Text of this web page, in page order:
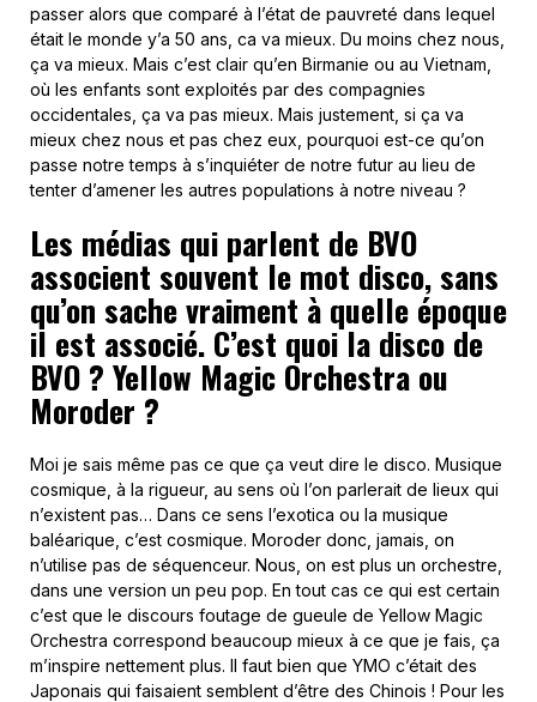
passer alors que comparé à l’état de pauvreté dans lequel
était le monde y’a 50 ans, ca va mieux. Du moins chez nous,
ça va mieux. Mais c’est clair qu’en Birmanie ou au Vietnam,
où les enfants sont exploités par des compagnies
occidentales, ça va pas mieux. Mais justement, si ça va
mieux chez nous et pas chez eux, pourquoi est-ce qu’on
passe notre temps à s’inquiéter de notre futur au lieu de
tenter d’amener les autres populations à notre niveau ?
Les médias qui parlent de BVO
associent souvent le mot disco, sans
qu’on sache vraiment à quelle époque
il est associé. C’est quoi la disco de
BVO ? Yellow Magic Orchestra ou
Moroder ?
Moi je sais même pas ce que ça veut dire le disco. Musique
cosmique, à la rigueur, au sens où l’on parlerait de lieux qui
n’existent pas… Dans ce sens l’exotica ou la musique
baléarique, c’est cosmique. Moroder donc, jamais, on
n’utilise pas de séquenceur. Nous, on est plus un orchestre,
dans une version un peu pop. En tout cas ce qui est certain
c’est que le discours foutage de gueule de Yellow Magic
Orchestra correspond beaucoup mieux à ce que je fais, ça
m’inspire nettement plus. Il faut bien que YMO c’était des
Japonais qui faisaient semblent d’être des Chinois ! Pour les